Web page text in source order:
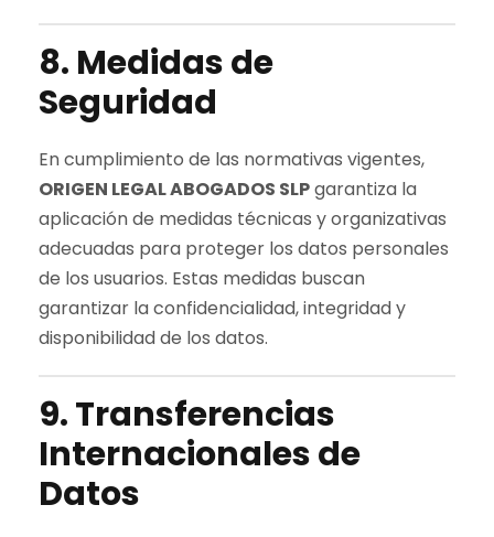
8. Medidas de
Seguridad
En cumplimiento de las normativas vigentes,
ORIGEN LEGAL ABOGADOS SLPgarantiza la
aplicación de medidas técnicas y organizativas
adecuadas para proteger los datos personales
de los usuarios. Estas medidas buscan
garantizar la confidencialidad, integridad y
disponibilidad de los datos.
9. Transferencias
Internacionales de
Datos